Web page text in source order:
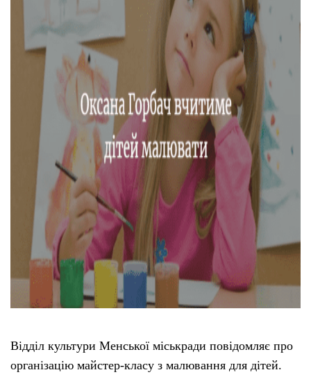
Відділ культури Менської міськради повідомляє про
організацію майстер-класу з малювання для дітей.